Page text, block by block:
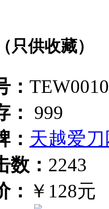
只供收藏）
：
：
999
： 天越爱
数： 2243
： ￥128元